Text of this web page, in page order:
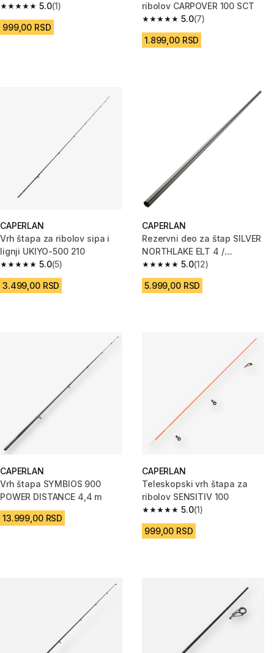
5.0
5.0 od 5 zvezdica from 1 Recenzije
(1)
999,00 RSD
ribolov CARPOVER 100 SCT
5.0
5.0 od 5 zvezdica from 7
(7)
1.899,00 RSD
CAPERLAN
Vrh štapa za ribolov sipa i
lignji UKIYO-500 210
5.0
5.0 od 5 zvezdica from 5 Recenzije
(5)
3.499,00 RSD
CAPERLAN
Rezervni deo za štap SILVER
NORTHLAKE ELT 4 /
NORTHLAKE 500 br. 3
5.0
5.0 od 5 zvezdica from 12
(12)
5.999,00 RSD
CAPERLAN
Vrh štapa SYMBIOS 900
POWER DISTANCE 4,4 m
13.999,00 RSD
CAPERLAN
Teleskopski vrh štapa za
ribolov SENSITIV 100
5.0
5.0 od 5 zvezdica from 1
(1)
999,00 RSD